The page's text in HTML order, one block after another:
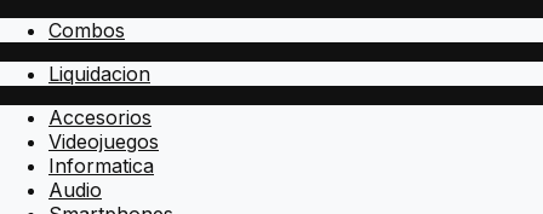
Combos
Liquidacion
Accesorios
Videojuegos
Informatica
Audio